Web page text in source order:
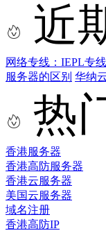
近
网络专线：IEPL专
服务器的区别 华纳
热
香港服务器
香港高防服务器
香港云服务器
美国云服务器
域名注册
香港高防IP